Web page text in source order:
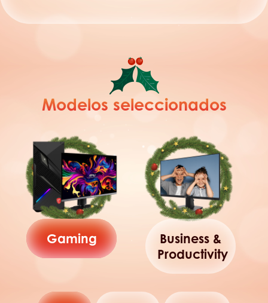
Modelos seleccionados
Gaming
Business &
Productivity